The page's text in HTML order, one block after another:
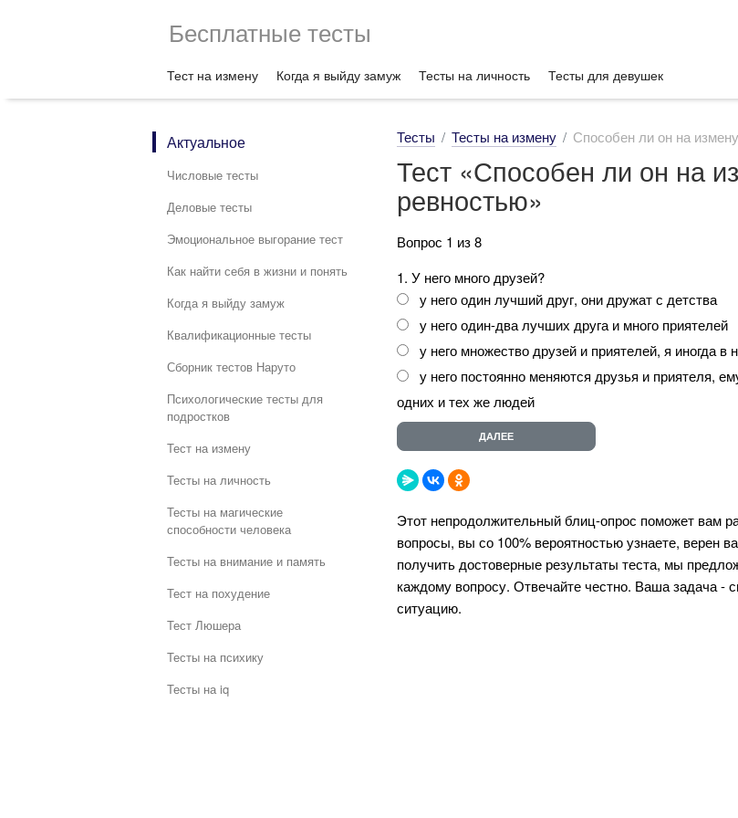
Бесплатные тесты
Тест на измену Когда я выйду замуж Тесты на личность Тесты для девушек
Актуальное
Числовые тесты
Деловые тесты
Эмоциональное выгорание тест
Как найти себя в жизни и понять
Когда я выйду замуж
Квалификационные тесты
Сборник тестов Наруто
Психологические тесты для
подростков
Тест на измену
Тесты на личность
Тесты на магические
способности человека
Тесты на внимание и память
Тест на похудение
Тест Люшера
Тесты на психику
Тесты на iq
Тесты Тесты на измену Способен ли он на
Тест «Способен ли он на
ревностью»
Вопрос 1 из 8
1. У него много друзей?
у него один лучший друг, они дружат с детства
у него один-два лучших друга и много приятелей
у него множество друзей и приятелей, я иногда в
у него постоянно меняются друзья и приятеля,
одних и тех же людей
Этот непродолжительный блиц-опрос поможет вам
вопросы, вы со 100% вероятностью узнаете,
получить достоверные результаты теста, мы
каждому вопросу. Отвечайте честно. Ваша задача -
ситуацию.